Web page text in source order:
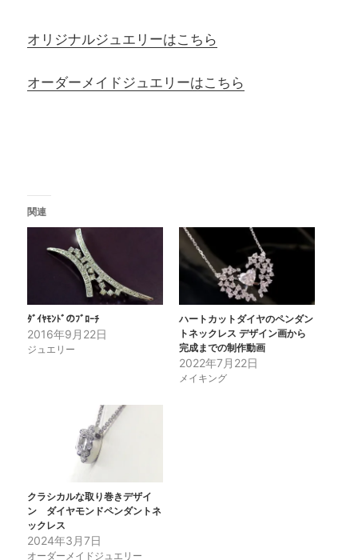
オリジナルジュエリーはこちら
オーダーメイドジュエリーはこちら
関連
ﾀﾞｲﾔﾓﾝﾄﾞのﾌﾞﾛｰﾁ
2016年9月22日
ジュエリー
ハートカットダイヤのペンダン
トネックレス デザイン画から
完成までの制作動画
2022年7月22日
メイキング
クラシカルな取り巻きデザイ
ン ダイヤモンドペンダントネ
ックレス
2024年3月7日
オーダーメイドジュエリー